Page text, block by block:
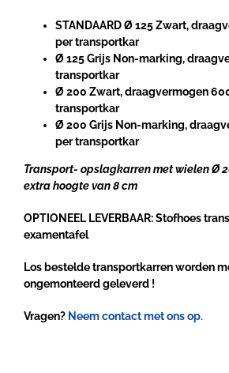
STANDAARD Ø 125 Zwart,
per transportkar
Ø 125 Grijs Non-marking,
transportkar
Ø 200 Zwart, draagvermogen
transportkar
Ø 200 Grijs Non-marking,
per transportkar
Transport- opslagkarren met wielen Ø
extra hoogte van 8 cm
OPTIONEEL LEVERBAAR: Stofhoes
examentafel
Los bestelde transportkarren worden
ongemonteerd geleverd !
Vragen? Neem contact met ons op.